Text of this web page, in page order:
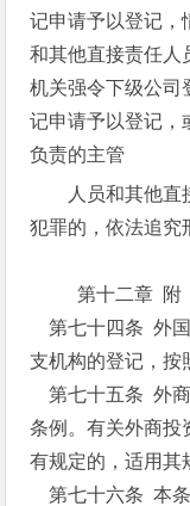
记申请予以登记，
和其他直接责任人
机关强令下级公司
记申请予以登记，
负责的主管
人员和其他
犯罪的，依法追究
第十二章 附
第七十四条 外国
支机构的登记，按
第七十五条 外商
条例。有关外商投
有规定的，适用其
第七十六条 本条